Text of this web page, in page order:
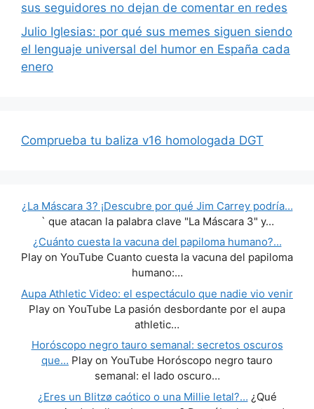
sus seguidores no dejan de comentar en redes
Julio Iglesias: por qué sus memes siguen siendo
el lenguaje universal del humor en España cada
enero
Comprueba tu baliza v16 homologada DGT
¿La Máscara 3? ¡Descubre por qué Jim Carrey podría…
` que atacan la palabra clave "La Máscara 3" y…
¿Cuánto cuesta la vacuna del papiloma humano?…
Play on YouTube Cuanto cuesta la vacuna del papiloma
humano:…
Aupa Athletic Video: el espectáculo que nadie vio venir
Play on YouTube La pasión desbordante por el aupa
athletic…
Horóscopo negro tauro semanal: secretos oscuros
que… Play on YouTube Horóscopo negro tauro
semanal: el lado oscuro…
¿Eres un Blitzø caótico o una Millie letal?… ¿Qué